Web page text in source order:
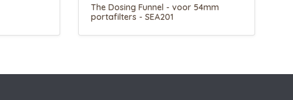
The Dosing Funnel - voor 54mm
portafilters - SEA201